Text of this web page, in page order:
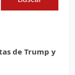
de Trump y